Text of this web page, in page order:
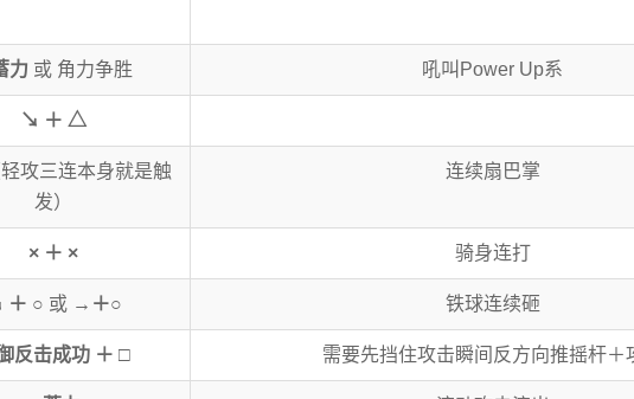
力 或 角力争胜 吼叫Power Up系
↘ ＋ △
攻三连本身就是触
发）
连续扇巴掌
× ＋ × 骑身连打
＋ ○ 或 →＋○ 铁球连续砸
反击成功 ＋ □ 需要先挡住攻击瞬间反方向推摇杆＋